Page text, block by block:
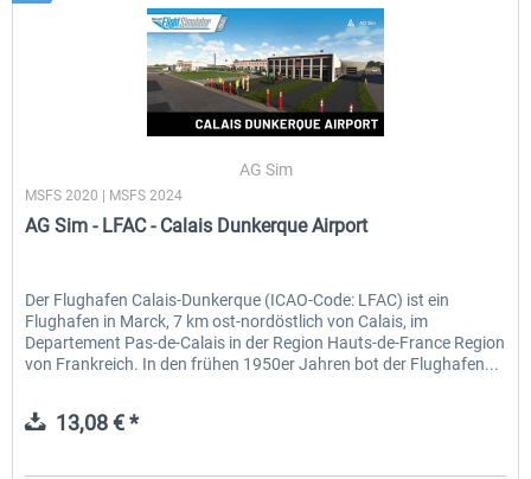
AG Sim
MSFS 2020 | MSFS 2024
AG Sim - LFAC - Calais Dunkerque Airport
Der Flughafen Calais-Dunkerque (ICAO-Code: LFAC) ist ein
Flughafen in Marck, 7 km ost-nordöstlich von Calais, im
Departement Pas-de-Calais in der Region Hauts-de-France Region
von Frankreich. In den frühen 1950er Jahren bot der Flughafen...
13,08 € *